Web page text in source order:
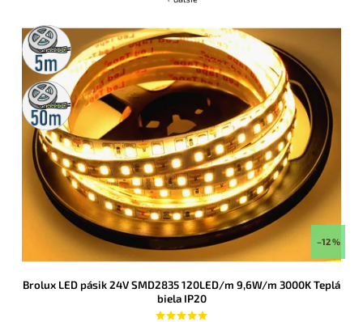
5m
rolka
50m
rolka
–12 %
Brolux LED pásik 24V SMD2835 120LED/m 9,6W/m 3000K Teplá
biela IP20